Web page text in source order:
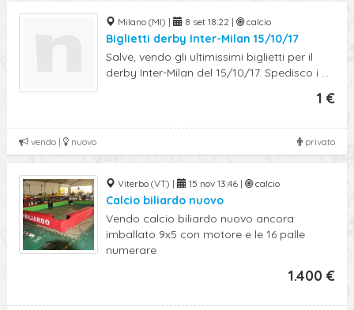
Milano (MI) | 8 set 18:22 | calcio
Biglietti derby Inter-Milan 15/10/17
Salve, vendo gli ultimissimi biglietti per il
derby Inter-Milan del 15/10/17. Spedisco i ...
1 €
privato
vendo | nuovo
Viterbo (VT) | 15 nov 13:46 | calcio
Calcio biliardo nuovo
Vendo calcio biliardo nuovo ancora
imballato 9x5 con motore e le 16 palle
numerare
1.400 €